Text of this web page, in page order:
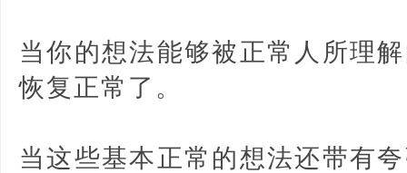
当你的想法能够被正常人所理
恢复正常了。
当这些基本正常的想法还带有